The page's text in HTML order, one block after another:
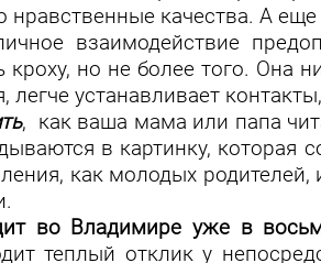
нравственные качества. А
взаимодействие
кроху, но не более того.
легче устанавливает
, как ваша мама или папа
в картинку,
как молодых
во Владимире уже в
теплый отклик у